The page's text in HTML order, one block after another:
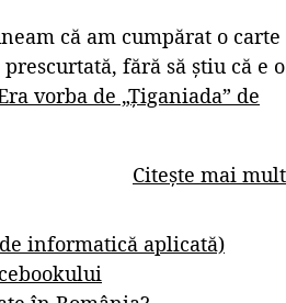
că am cumpărat o carte
fără să știu că e o
vorba de „Țiganiada” de
Citește mai mult
informatică aplicată)